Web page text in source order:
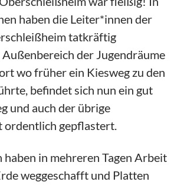
haben die Leiter*innen der
tatkräftig
der Jugendräume
wo früher ein Kiesweg zu den
befindet sich nun ein gut
und auch der übrige
ordentlich gepflastert.
haben in mehreren Tagen Arbeit
weggeschafft und Platten